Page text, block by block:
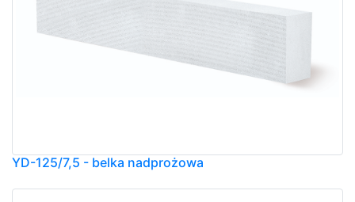
YD-125/7,5 - belka nadprożowa